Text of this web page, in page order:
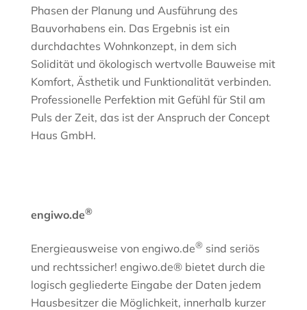
Phasen der Planung und Ausführung des
Bauvorhabens ein. Das Ergebnis ist ein
durchdachtes Wohnkonzept, in dem sich
Solidität und ökologisch wertvolle Bauweise mit
Komfort, Ästhetik und Funktionalität verbinden.
Professionelle Perfektion mit Gefühl für Stil am
Puls der Zeit, das ist der Anspruch der Concept
Haus GmbH.
engiwo.de®
Energieausweise von engiwo.de® sind seriös
und rechtssicher! engiwo.de® bietet durch die
logisch gegliederte Eingabe der Daten jedem
Hausbesitzer die Möglichkeit, innerhalb kurzer